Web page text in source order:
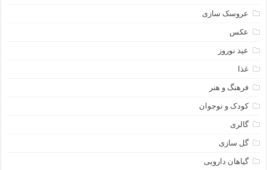
عروسک سازی
عکس
عید نوروز
غذا
فرهنگ و هنر
کودک و نوجوان
گالری
گل سازی
گیاهان دارویی